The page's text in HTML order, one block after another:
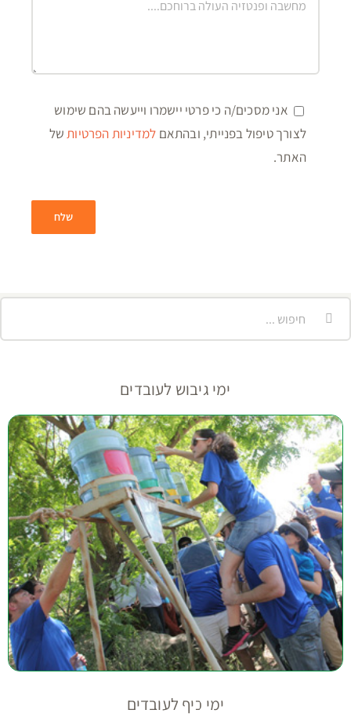
אני מסכים/ה כי פרטי יישמרו וייעשה בהם שימוש
לצורך טיפול בפנייתי, ובהתאם למדיניות הפרטיותשל
האתר.
ימי גיבוש לעובדים
ימי כיף לעובדים